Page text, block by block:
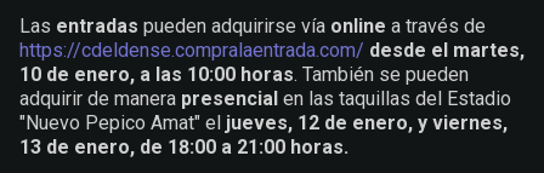
Las entradas pueden adquirirse vía online a través de
https://cdeldense.compralaentrada.com/ desde el martes,
10 de enero, a las 10:00 horas. También se pueden
adquirir de manera presencial en las taquillas del Estadio
"Nuevo Pepico Amat" el jueves, 12 de enero, y viernes,
13 de enero, de 18:00 a 21:00 horas.